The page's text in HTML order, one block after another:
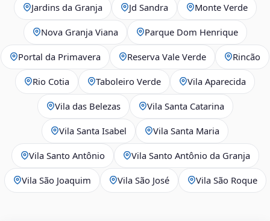
Jardins da Granja Jd Sandra Monte Verde
Nova Granja Viana Parque Dom Henrique
Portal da Primavera Reserva Vale Verde Rincão
Rio Cotia Taboleiro Verde Vila Aparecida
Vila das Belezas Vila Santa Catarina
Vila Santa Isabel Vila Santa Maria
Vila Santo Antônio Vila Santo Antônio da Granja
Vila São Joaquim Vila São José Vila São Roque